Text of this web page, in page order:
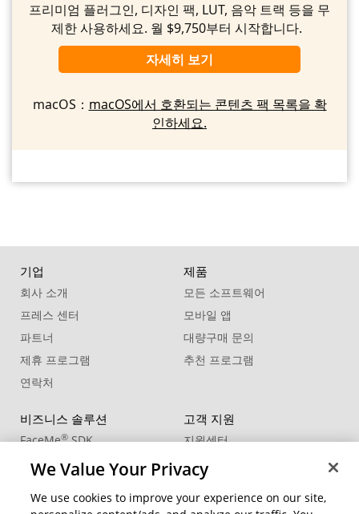
프리미엄 플러그인, 디자인 팩, LUT, 음악 트랙 등을 무
제한 사용하세요. 월 $9,750부터 시작합니다.
자세히 보기
macOS： macOS에서 호환되는 콘텐츠 팩 목록을 확
인하세요.
기업
회사 소개
프레스 센터
파트너
제휴 프로그램
연락처
제품
모든 소프트웨어
모바일 앱
대량구매 문의
추천 프로그램
비즈니스 솔루션
FaceMe®SDK
고객 지원
지원센터
제품 업데이트
We Value Your Privacy
We use cookies to improve your experience on our site,